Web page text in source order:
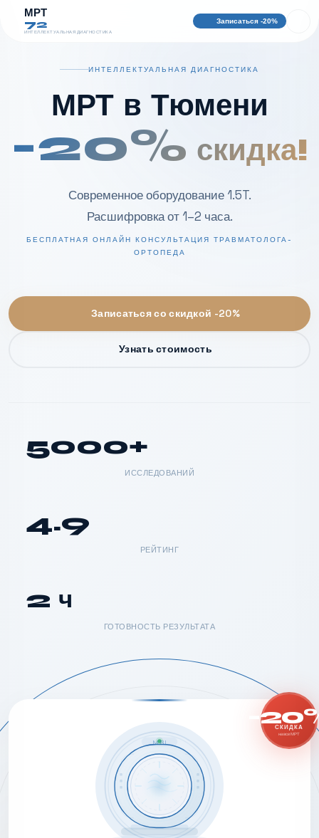
МРТ
72
ИНТЕЛЛЕКТУАЛЬНАЯ ДИАГНОСТИКА
Записаться -20%
ИНТЕЛЛЕКТУАЛЬНАЯ ДИАГНОСТИКА
МРТ в Тюмени
-20% скидка!
Современное оборудование 1.5T.
Расшифровка от 1–2 часа.
БЕСПЛАТНАЯ ОНЛАЙН КОНСУЛЬТАЦИЯ ТРАВМАТОЛОГА-
ОРТОПЕДА
Записаться со скидкой -20%
Узнать стоимость
5000+
ИССЛЕДОВАНИЙ
4.9
РЕЙТИНГ
2 ч
ГОТОВНОСТЬ РЕЗУЛЬТАТА
- СКИДКА
на все МРТ
MRI